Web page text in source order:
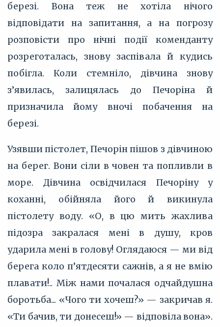
березі. Вона теж не хотіла нічого
відповідати на запитання, а на погрозу
розповісти про нічні події коменданту
розреготалась, знову заспівала й кудись
побігла. Коли стемніло, дівчина знову
з’‎явилась, залицялась до Печоріна й
призначила йому вночі побачення на
березі.
Узявши пістолет, Печорін пішов з дівчиною
на берег. Вони сіли в човен та попливли в
море. Дівчина освідчилася Печоріну у
коханні, обійняла його й викинула
пістолету воду. «О, в цю мить жахлива
підозра закралася мені в душу, кров
ударила мені в голову! Оглядаюся — ми від
берега коло п’‎ятдесяти сажнів, а я не вмію
плавати!.. Між нами почалася одчайдушна
боротьба... «Чого ти хочеш?» — закричав я.
«Ти бачив, ти донесеш!» — відповіла вона».